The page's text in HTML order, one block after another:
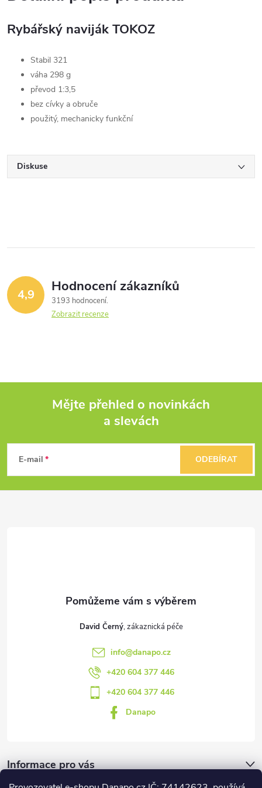
Rybářský naviják TOKOZ
Stabil 321
váha 298 g
převod 1:3,5
bez cívky a obruče
použitý, mechanicky funkční
Diskuse
4,9 Hodnocení zákazníků
3193 hodnocení
Zobrazit recenze
p
Mějte přehled o novinkách
a slevách
E-mail ODEBÍRAT
David Černý
info@danapo.cz
+420 604 377 446
+420 604 377 446
Danapo
Informace pro vás